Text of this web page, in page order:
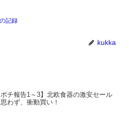
記録
kukka
ポチ報告1～3】北欧食器の激安セール
わず、衝動買い！